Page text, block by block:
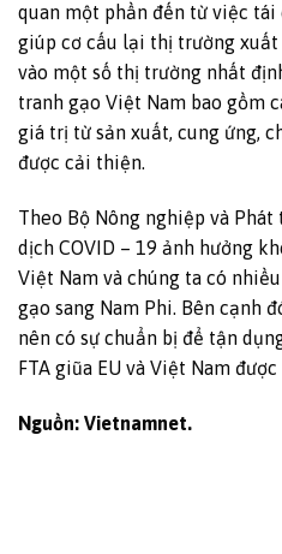
quan một phần đến từ việc
giúp cơ cấu lại thị trường xuất
vào một số thị trường nhất
tranh gạo Việt Nam bao gồm
giá trị từ sản xuất, cung ứng,
được cải thiện.
Theo Bộ Nông nghiệp và
dịch COVID – 19 ảnh hưởng
Việt Nam và chúng ta có
gạo sang Nam Phi. Bên cạnh
nên có sự chuẩn bị để tận
FTA giũa EU và Việt Nam
Nguồn: Vietnamnet.